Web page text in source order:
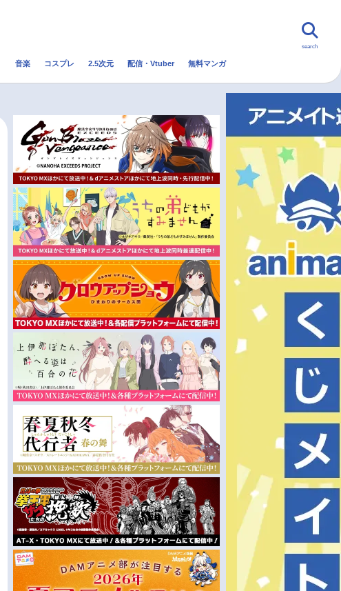
配信・Vtuber トレンド 無料マンガ
別一覧 秋アニメ
冬アニメ
search
音楽 コスプレ 2.5次元 配信・Vtuber 無料マンガ